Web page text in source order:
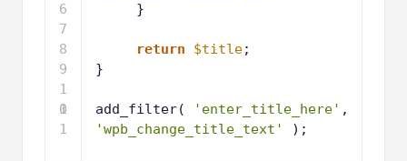
6
7
8
9
1
0
1
1
}
return $title;
}
add_filter( 'enter_title_here'
'wpb_change_title_text'
);